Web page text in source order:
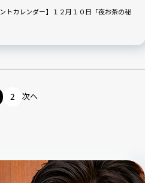
ントカレンダー】１２月１０日「夜お茶の秘
2 次へ